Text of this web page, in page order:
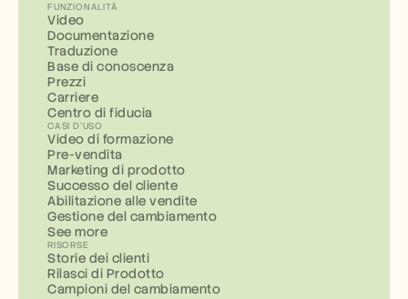
FUNZIONALITÀ
Video
Documentazione
Traduzione
Base di conoscenza
Prezzi
Carriere
Centro di fiducia
CASI D'USO
Video di formazione
Pre-vendita
Marketing di prodotto
Successo del cliente
Abilitazione alle vendite
Gestione del cambiamento
See more
RISORSE
Storie dei clienti
Rilasci di Prodotto
Campioni del cambiamento